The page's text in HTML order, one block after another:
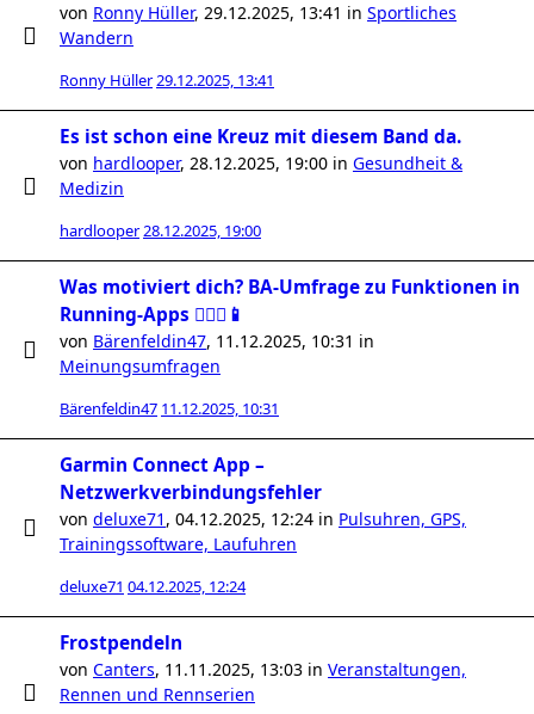
von Ronny Hüller, 29.12.2025, 13:41 in Sportliches
Wandern
Ronny Hüller29.12.2025, 13:41
Es ist schon eine Kreuz mit diesem Band da.
von hardlooper, 28.12.2025, 19:00 in Gesundheit &
Medizin
hardlooper28.12.2025, 19:00
Was motiviert dich? BA-Umfrage zu Funktionen in
Running-Apps 🏃🏻‍♀️📱
von Bärenfeldin47, 11.12.2025, 10:31 in
Meinungsumfragen
Bärenfeldin47 11.12.2025, 10:31
Garmin Connect App –
Netzwerkverbindungsfehler
von deluxe71 , 04.12.2025, 12:24 in Pulsuhren, GPS,
Trainingssoftware, Laufuhren
deluxe71 04.12.2025, 12:24
Frostpendeln
von Canters, 11.11.2025, 13:03 in Veranstaltungen,
Rennen und Rennserien